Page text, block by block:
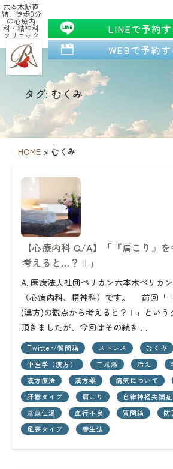
六本木駅直
結、徒歩0分
の心療内
科・精神科
クリニック
LINEで予約す
WEBで予約
タグ: むくみ
HOME > むくみ
【心療内科 Q/A】「『肩こり』
考えると…？Ⅱ」
A. 医療法人社団ペリカン六本木ペリカ
（心療内科、精神科）です。 前回「
(漢方)の観点から考えると？Ⅰ」という
頂きましたが、今回はその続き …
Twitter/質問箱 ストレス むくみ
中医学（漢方）
二朮湯 冷え
漢方療法
漢方薬 病気について
肝鬱タイプ
肩こり 自律神経失調症
薏苡仁湯
血行不良 質問箱
防
風寒タイプ
養生法